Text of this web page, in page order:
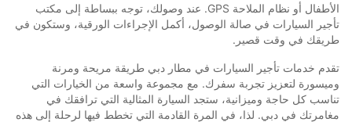
الأطفال أو نظام الملاحة GPS. عند وصولك، توجه ببساطة إلى مكتب
تأجير السيارات في صالة الوصول، أكمل الإجراءات الورقية، وستكون في
طريقك في وقت قصير.
تقدم خدمات تأجير السيارات في مطار دبي طريقة مريحة ومرنة
وميسورة لتعزيز تجربة سفرك. مع مجموعة واسعة من الخيارات التي
تناسب كل حاجة وميزانية، ستجد السيارة المثالية التي ترافقك في
مغامرتك في دبي. لذا، في المرة القادمة التي تخطط فيها لرحلة إلى هذه